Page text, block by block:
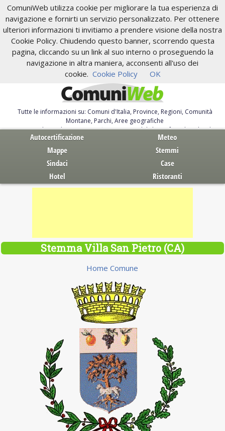
ComuniWeb utilizza cookie per migliorare la tua esperienza di
navigazione e fornirti un servizio personalizzato. Per ottenere
ulteriori informazioni ti invitiamo a prendere visione della nostra
Cookie Policy. Chiudendo questo banner, scorrendo questa
pagina, cliccando su un link al suo interno o proseguendo la
navigazione in altra maniera, acconsenti all'uso dei
cookie. Cookie Policy OK
Tutte le informazioni su: Comuni d'Italia, Province, Regioni, Comunità
Montane, Parchi, Aree geografiche
Servizi al Cittadino. Autocertificazione, moduli, leggi, free download
Autocertificazione
Meteo
Mappe
Stemmi
Sindaci
Case
Hotel
Ristoranti
Stemma Villa San Pietro (CA)
Home Comune